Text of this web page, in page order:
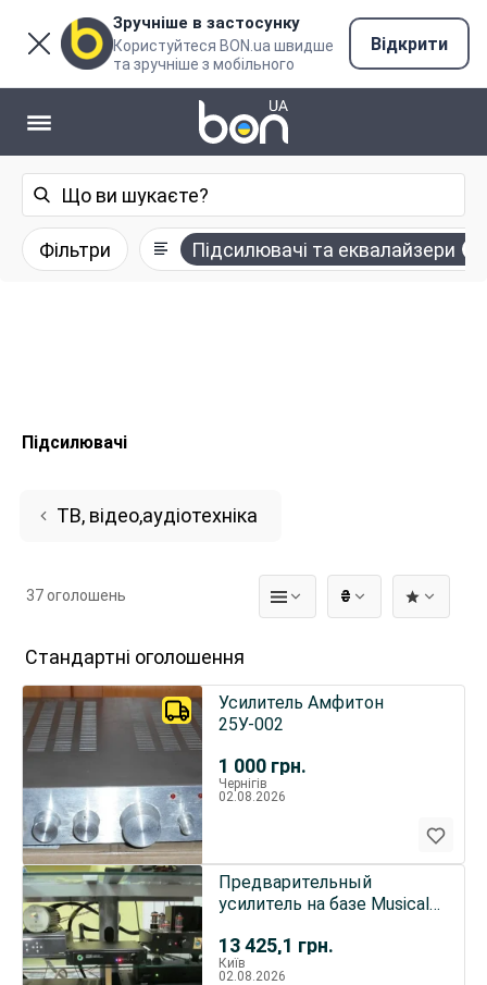
Зручніше в застосунку
Користуйтеся BON.ua швидше
та зручніше з мобільного
Відкрити
Фільтри Підсилювачі та еквалайзери
Підсилювачі
ТВ, відео,аудіотехніка
₴
37 оголошень
Стандартні оголошення
1 000 грн.
Усилитель Амфитон
25У-002
Чернігів
02.08.2026
13 425,1 грн.
Предварительный
усилитель на базе Musical
Київ
02.08.2026